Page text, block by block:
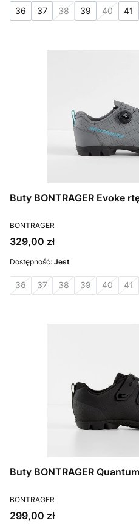
36 37 38 39 40 41
Buty BONTRAGER Evoke
PRODUCENT
BONTRAGER
Cena
329,00 zł
Dostępność: Jest
36 37 38 39 40 41
Buty BONTRAGER
PRODUCENT
BONTRAGER
Cena
299,00 zł